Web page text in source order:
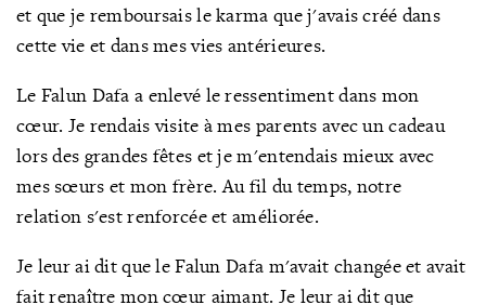
et que je remboursais le karma que j'avais créé dans
cette vie et dans mes vies antérieures.
Le Falun Dafa a enlevé le ressentiment dans mon
cœur. Je rendais visite à mes parents avec un cadeau
lors des grandes fêtes et je m'entendais mieux avec
mes sœurs et mon frère. Au fil du temps, notre
relation s'est renforcée et améliorée.
Je leur ai dit que le Falun Dafa m'avait changée et avait
fait renaître mon cœur aimant. Je leur ai dit que